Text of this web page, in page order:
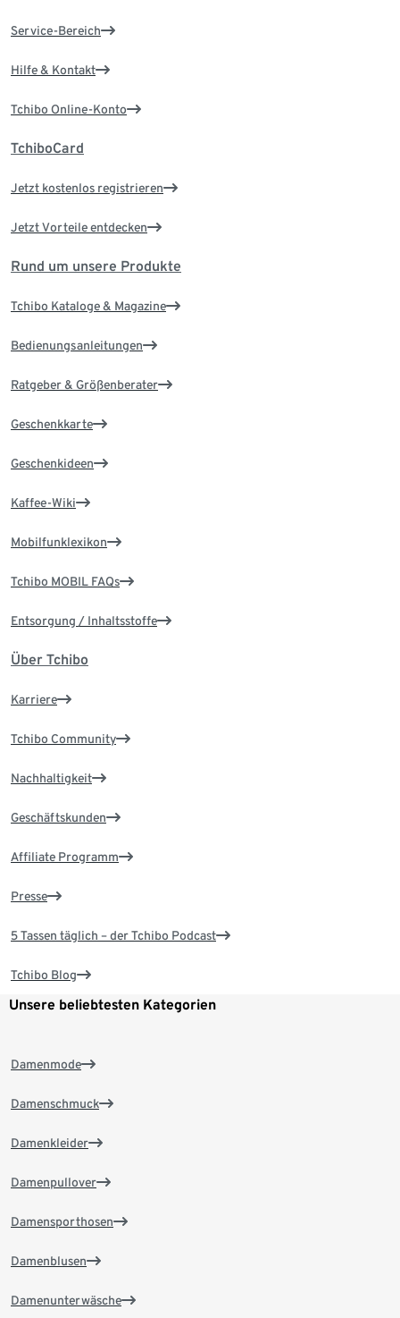
Service-Bereich
Hilfe & Kontakt
Tchibo Online-Konto
TchiboCard
Jetzt kostenlos registrieren
Jetzt Vorteile entdecken
Rund um unsere Produkte
Tchibo Kataloge & Magazine
Bedienungsanleitungen
Ratgeber & Größenberater
Geschenkkarte
Geschenkideen
Kaffee-Wiki
Mobilfunklexikon
Tchibo MOBIL FAQs
Entsorgung / Inhaltsstoffe
Über Tchibo
Karriere
Tchibo Community
Nachhaltigkeit
Geschäftskunden
Affiliate Programm
Presse
5 Tassen täglich – der Tchibo Podcast
Tchibo Blog
Unsere beliebtesten Kategorien
Damenmode
Damenschmuck
Damenkleider
Damenpullover
Damensporthosen
Damenblusen
Damenunterwäsche